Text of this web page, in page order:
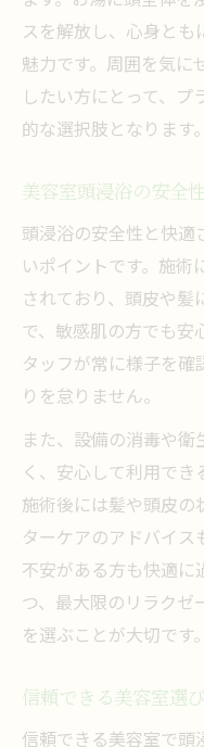
スを解放し、心身と
魅力です。周囲を気に
したい方にとって、
的な選択肢となります。
美容室頭浸浴の安全
頭浸浴の安全性と快適
いポイントです。施術
されており、頭皮や髪
で、敏感肌の方でも安
タッフが常に様子を
りを怠りません。
また、設備の消毒や
く、安心して利用でき
施術後には髪や頭皮の
ターケアのアドバイ
不安がある方も快適に
つ、最大限のリラクゼ
を選ぶことが大切です。
信頼できる美容室選
信頼できる美容室で頭